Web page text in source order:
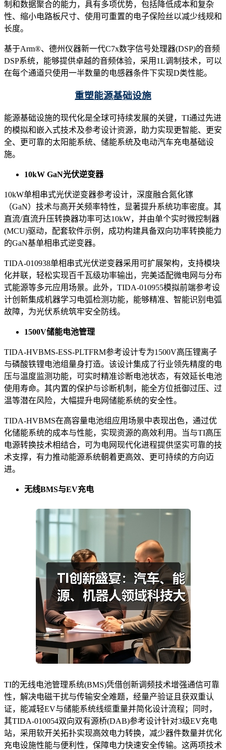
制和数据聚合的能力，具有多项优势，包括降低成本和复杂
性、缩小电路板尺寸、使用可重置的电子保险丝以减少线规和
长度。
基于Arm®、德州仪器新一代C7x数字信号处理器(DSP)的音频
DSP系统，能够提供卓越的音频体验，采用1L调制技术，可以
在每个通道只使用一半数量的电感器条件下实现D类性能。
重塑能源基础设施
能源基础设施的现代化是全球可持续发展的关键，TI通过先进
的模拟和嵌入式技术及参考设计资源，助力实现更智能、更安
全、更可靠的太阳能系统、储能系统及电动汽车充电基础设
施。
10kW GaN光伏逆变器
10kW单相串式光伏逆变器参考设计，深度融合氮化镓
（GaN）技术与高开关频率特性，显著提升系统功率密度。其
直流/直流升压转换器功率可达10kW，并由单个实时微控制器
(MCU)驱动，配套软件示例，成功构建具备双向功率转换能力
的GaN基单相串式逆变器。​
TIDA-010938单相串式光伏逆变器采用可扩展架构，支持模块
化并联，轻松实现百千瓦级功率输出，完美适配微电网与分布
式能源等多元应用场景。此外，TIDA-010955模拟前端参考设
计创新集成机器学习电弧检测功能，能够精准、智能识别电弧
故障，为光伏系统筑牢安全防线。
1500V储能电池管理
TIDA-HVBMS-ESS-PLTFRM参考设计专为1500V高压锂离子
与磷酸铁锂电池组量身打造。该设计集成了行业领先精度的电
压与温度监测功能，可实时精准诊断电池状态，有效延长电池
使用寿命。其内置的保护与诊断机制，能全方位抵御过压、过
温等潜在风险，大幅提升电网储能系统的安全性。​
TIDA-HVBMS在高容量电池组应用场景中表现出色，通过优
化储能系统的成本与性能，实现资源的高效利用。当与TI高压
电源转换技术相结合，可为电网现代化进程提供坚实可靠的技
术支撑，有力推动能源系统朝着更高效、更可持续的方向迈
进。
无线BMS与EV充电
TI的无线电池管理系统(BMS)凭借创新调频技术增强通信可靠
性，解决电磁干扰与传输安全难题，经量产验证且获双重认
证，能减轻EV与储能系统线缆重量并简化设计流程；同时，
其TIDA-010054双向双有源桥(DAB)参考设计针对3级EV充电
站，采用软开关拓扑实现高效电力转换，减少器件数量并优化
充电设施性能与便利性，保障电力快速安全传输。这两项技术